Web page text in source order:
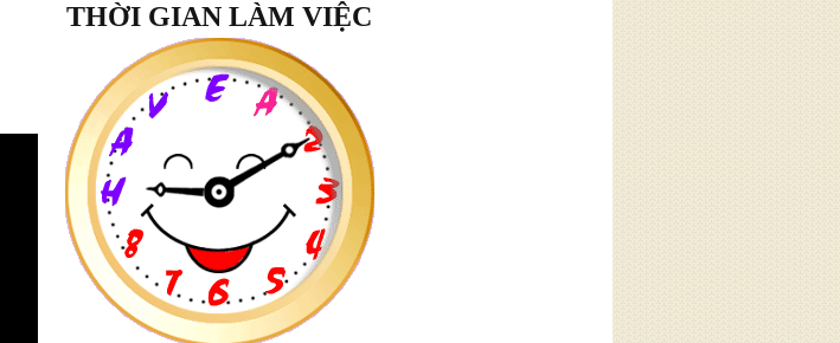
Lớp Học:
Quý Trọng Bản Thân
"Sau khoá họcQuý Trọng Bản Thân tôi
nhận biết được giá trị của bản thân. Hàng
ngày tôi tự cười tươi với mình và thường
xuyên tự nhắc nhở với chính mình về những
giá trị mình có. Đã bắt đầu biết kiềm chế giận
dữ, tôn trọng những người xung quanh."
THỜI GIAN LÀM VIỆC